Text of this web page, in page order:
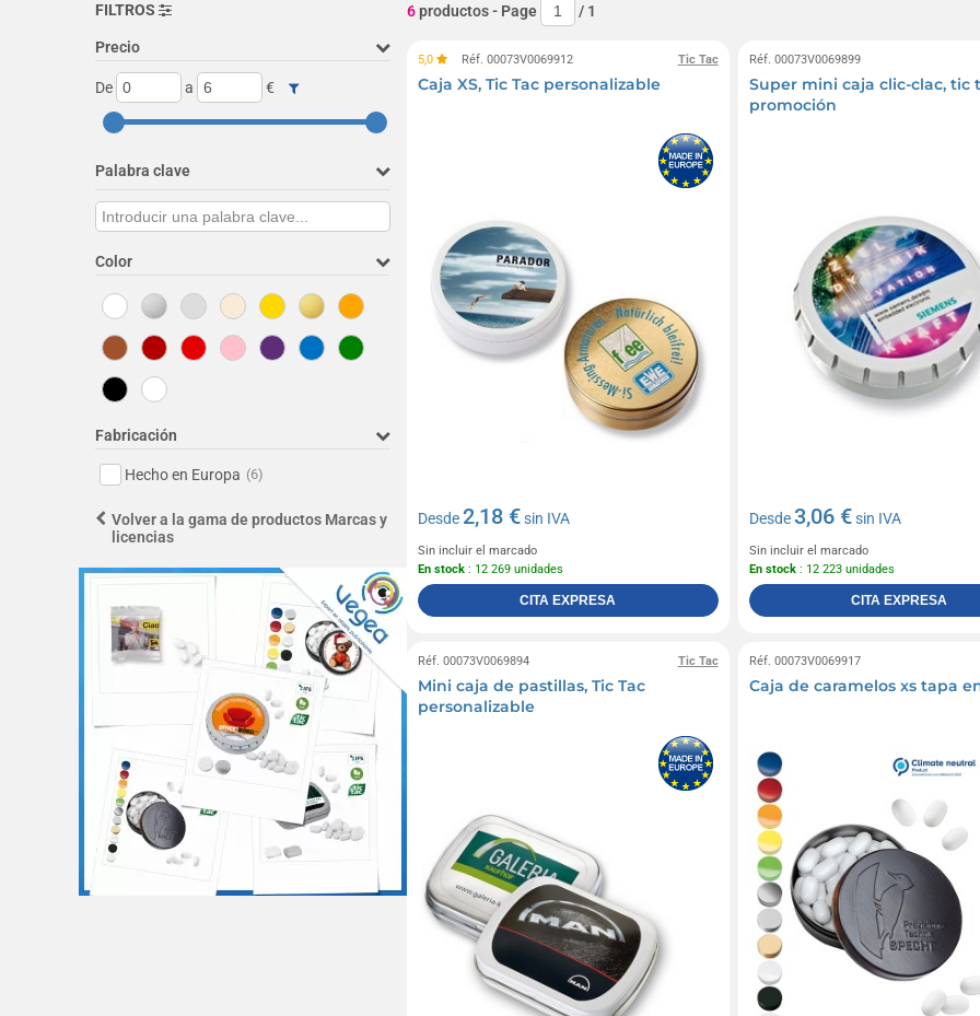
FILTROS
Precio
De a €
Palabra clave
Color
Fabricación
Hecho en Europa (6)
Volver a la gama de productos Marcas y
licencias
6productos- Page / 1
Tic Tac
5,0 Réf. 00073V0069912
Caja XS, Tic Tac personalizable
Desde2,18 €sin IVA
Sin incluir el marcado
En stock : 12 269 unidades
CITA EXPRESA
Réf. 00073V0069899
Super mini caja clic-clac, tic
promoción
Desde3,06 €sin IVA
Sin incluir el marcado
En stock: 12 223 unidades
CITA EXPRESA
Tic Tac
Réf. 00073V0069894
Mini caja de pastillas, Tic Tac
personalizable
Réf. 00073V0069917
Caja de caramelos xs tapa